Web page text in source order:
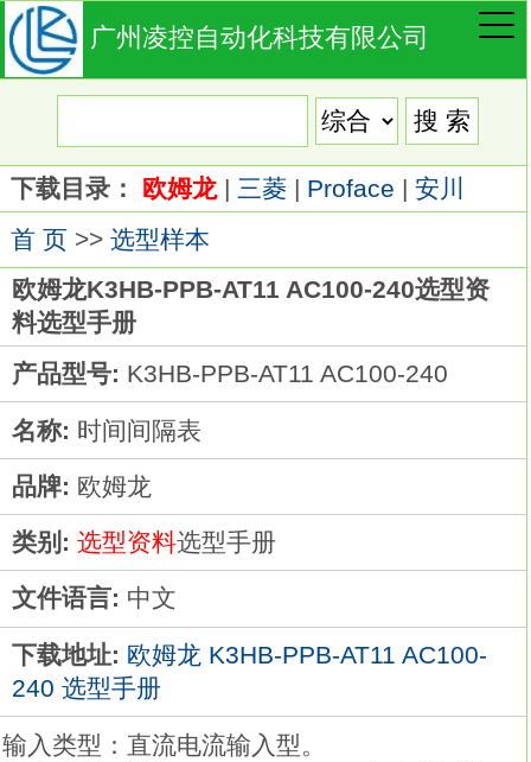
广州凌控自动化科技有限公司
下载目录： 欧姆龙| 三菱| Proface | 安川
首 页>> 选型样本
欧姆龙K3HB-PPB-AT11 AC100-240选型资
料选型手册
产品型号: K3HB-PPB-AT11 AC100-240
名称: 时间间隔表
品牌: 欧姆龙
类别: 选型资料选型手册
文件语言: 中文
下载地址: 欧姆龙 K3HB-PPB-AT11 AC100-
240 选型手册
输入类型：直流电流输入型。